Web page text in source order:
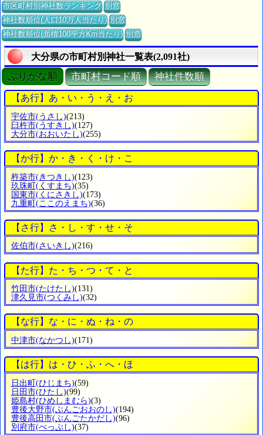
市区町村別神社数ランキング 別窓
神社数順位(人口10万人当たり) 別窓
神社数順位(面積100平方Km当たり) 別窓
大分県の市町村別神社一覧表(2,091社)
ぶりがな順 市町村コード順 神社件数順
【あ行】あ・い・う・え・お
宇佐市(うさし)(213)
臼杵市(うすきし)(127)
大分市(おおいたし)(255)
【か行】か・き・く・け・こ
杵築市(きつきし)(123)
玖珠町(くすまち)(35)
国東市(くにさきし)(173)
九重町(ここのえまち)(36)
【さ行】さ・し・す・せ・そ
佐伯市(さいきし)(216)
【た行】た・ち・つ・て・と
竹田市(たけたし)(131)
津久見市(つくみし)(32)
【な行】な・に・ぬ・ね・の
中津市(なかつし)(171)
【は行】は・ひ・ふ・へ・ほ
日出町(ひじまち)(59)
日田市(ひたし)(99)
姫島村(ひめしまむら)(3)
豊後大野市(ぶんごおおのし)(194)
豊後高田市(ぶんごたかだし)(96)
別府市(べっぷし)(37)